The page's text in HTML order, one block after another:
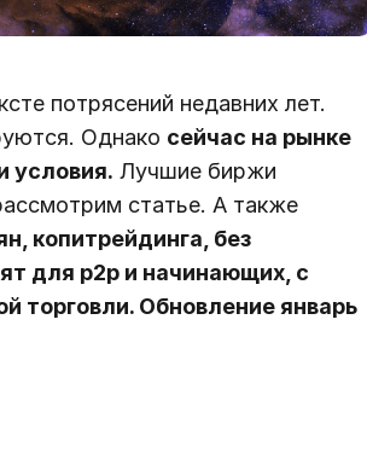
потрясений недавних лет.
Однако сейчас на рынке
условия. Лучшие биржи
статье. А также
копитрейдинга, без
для р2р и начинающих, с
торговли. Обновление январь